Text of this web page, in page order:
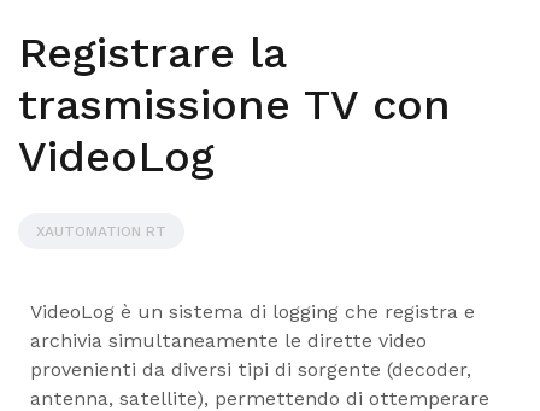
Registrare la
trasmissione TV con
VideoLog
XAUTOMATION RT
VideoLog è un sistema di logging che registra e
archivia simultaneamente le dirette video
provenienti da diversi tipi di sorgente (decoder,
antenna, satellite), permettendo di ottemperare